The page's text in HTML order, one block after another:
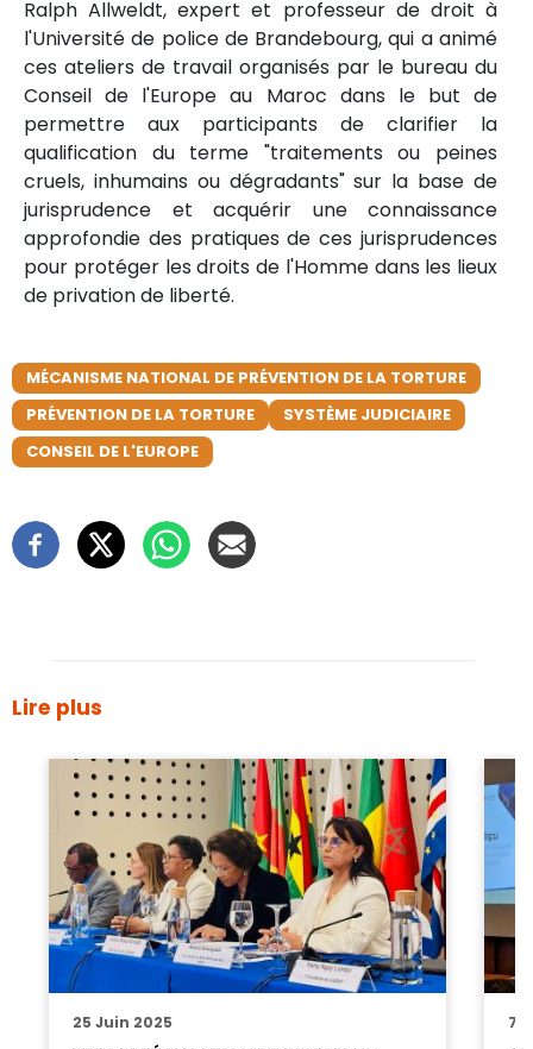
Ralph Allweldt, expert et professeur de droit à
l'Université de police de Brandebourg, qui a animé
ces ateliers de travail organisés par le bureau du
Conseil de l'Europe au Maroc dans le but de
permettre aux participants de clarifier la
qualification du terme "traitements ou peines
cruels, inhumains ou dégradants" sur la base de
jurisprudence et acquérir une connaissance
approfondie des pratiques de ces jurisprudences
pour protéger les droits de l'Homme dans les lieux
de privation de liberté.
MÉCANISME NATIONAL DE PRÉVENTION DE LA TORTURE
PRÉVENTION DE LA TORTURE
SYSTÈME JUDICIAIRE
CONSEIL DE L'EUROPE
Lire plus
25 Juin 2025 7